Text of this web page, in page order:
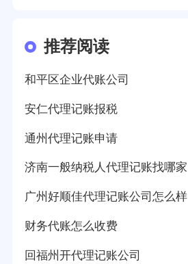
推荐阅读
和平区企业代账公司
安仁代理记账报税
通州代理记账申请
济南一般纳税人代理记账找哪家
广州好顺佳代理记账公司怎么样
财务代账怎么收费
回福州开代理记账公司